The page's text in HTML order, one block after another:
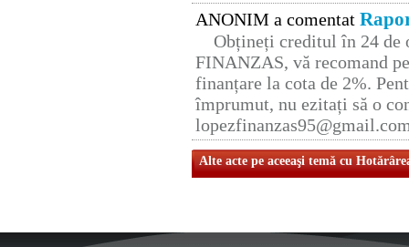
ANONIM a comentat
Obțineți creditul în 24 de
FINANZAS, vă recomand
finanțare la cota de 2%.
împrumut, nu ezitați să o
Alte acte pe aceeaşi temă cu